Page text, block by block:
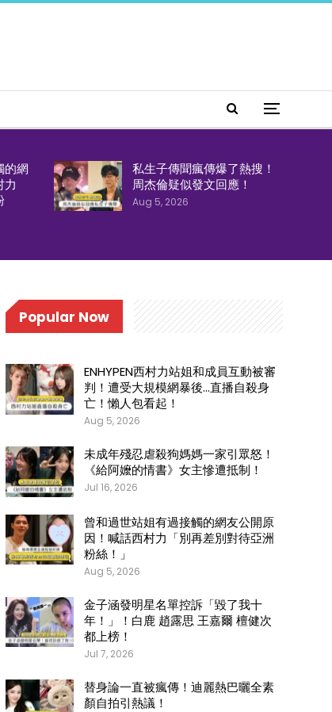
的網
力
私生子傳聞瘋傳爆了熱搜！
周杰倫疑似發文回應！
Aug 5, 2026
Popular Now
ENHYPEN西村力站姐和成員互動被審
判！遭受大規模網暴後…直播自殺身
亡！懶人包看起！
Aug 5, 2026
未成年殘忍虐殺狗媽媽一家引眾怒！
《給阿嬤的情書》女主慘遭抵制！
Jul 16, 2026
曾和過世站姐有過接觸的網友公開原
因！喊話西村力「別再差別對待亞洲
粉絲！」
Aug 5, 2026
金子涵發明星名單控訴「毀了我十
年！」！白鹿 趙露思 王嘉爾 檀健次
都上榜！
Jul 7, 2026
替身論一直被瘋傳！迪麗熱巴曬全素
顏自拍引熱議！